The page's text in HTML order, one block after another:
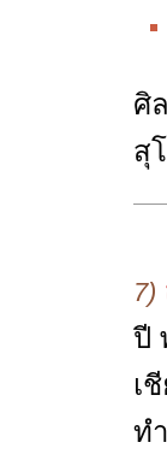
ศิ
สุ
7)
ปี
เ
ท